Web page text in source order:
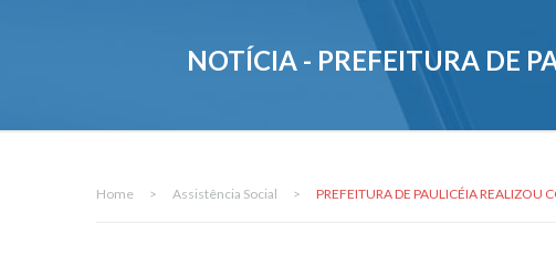
NOTÍCIA - PREFEITURA DE
Home > Assistência Social > PREFEITURA DE PAULICÉIA REALIZOU